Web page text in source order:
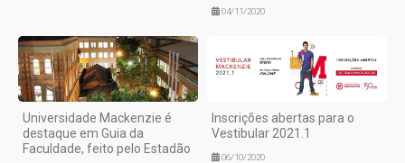
04/11/2020
Universidade Mackenzie é
destaque em Guia da
Faculdade, feito pelo Estadão
Inscrições abertas para o
Vestibular 2021.1
06/10/2020